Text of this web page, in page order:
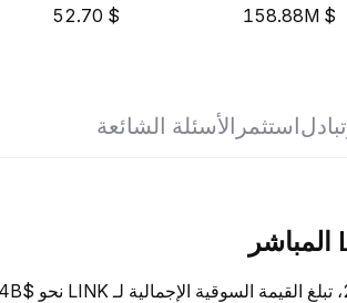
158.88M
52.70
تبادلاستثمر الأسئلة الشائعة